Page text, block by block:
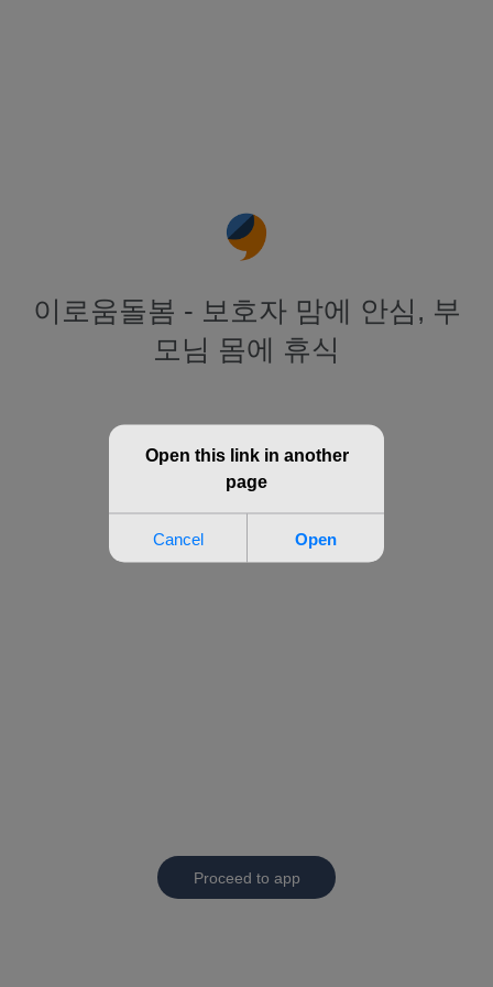
이로움돌봄 - 보호자 맘에 안심, 부
모님 몸에 휴식
Proceed to app